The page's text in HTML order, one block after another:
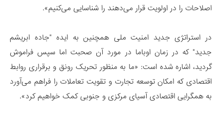
اصلاحات را در اولویت قرار می‌دهند را شناسایی می‌کنیم».
در استراتژی جدید امنیت ملی همچنین به ایده "جاده ابریشم
جدید" که در زمان اوباما در مورد آن صحبت اما سپس فراموش
گردید، اشاره شده است: «ما به منظور تحریک رونق و برقراری روابط
اقتصادی که امکان توسعه تجارت و تقویت تعاملات را فراهم می‌آورد
به همگرایی اقتصادی آسیای مرکزی و جنوبی کمک خواهیم کرد».